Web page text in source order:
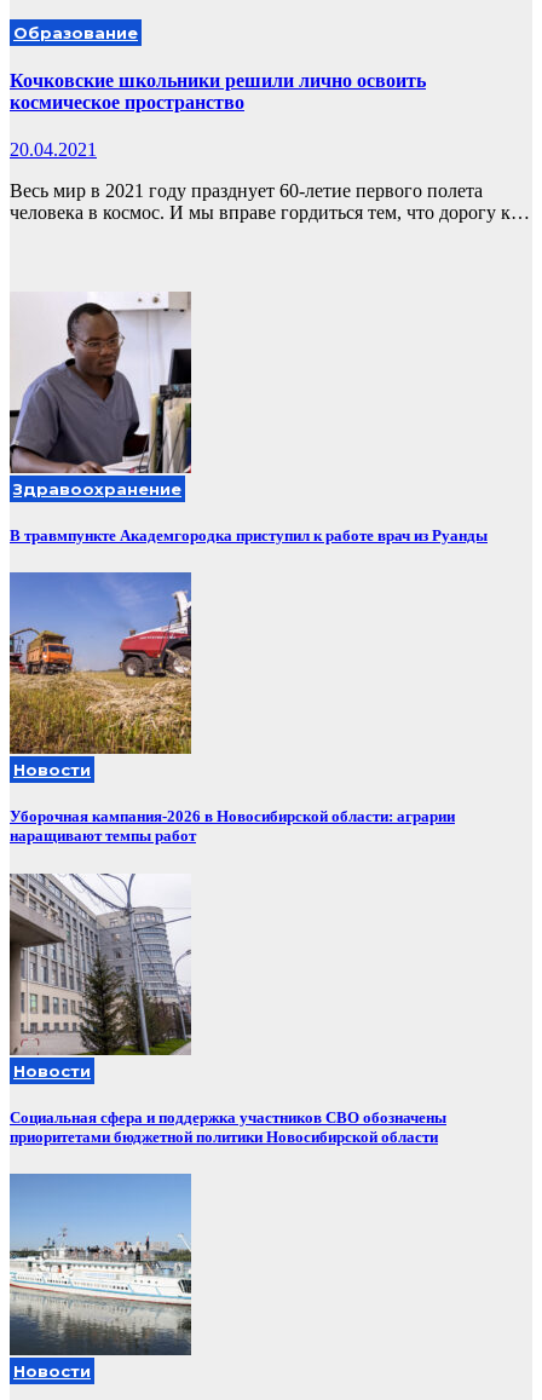
Образование
Кочковские школьники решили лично освоить
космическое пространство
20.04.2021
Весь мир в 2021 году празднует 60-летие первого полета
человека в космос. И мы вправе гордиться тем, что дорогу к…
Здравоохранение
В травмпункте Академгородка приступил к работе врач из Руанды
Новости
Уборочная кампания‑2026 в Новосибирской области: аграрии
наращивают темпы работ
Новости
Социальная сфера и поддержка участников СВО обозначены
приоритетами бюджетной политики Новосибирской области
Новости